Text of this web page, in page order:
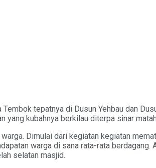
tepatnya di Dusun Yehbau dan
yang kubahnya berkilau diterpa sinar
Dimulai dari kegiatan kegiatan
warga di sana rata-rata berdagang.
selatan masjid.